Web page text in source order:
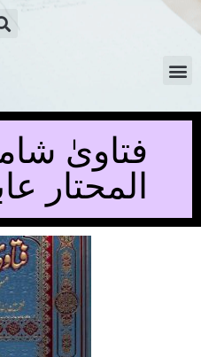
فتاویٰ
المحتار